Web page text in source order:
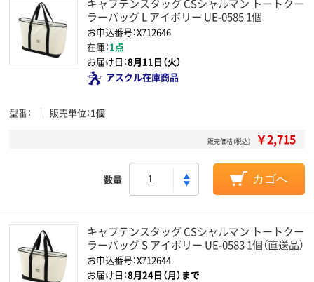
キャプテンスタッグ CSシャルマン トートクー
ラーバッグ L アイボリー UE-0585 1個
お申込番号：X712646
在庫：1点
お届け日：8月11日（火）
アスクル在庫商品
型番 販売単位 1個
販売価格（税込） ￥2,715
数量 カゴへ
キャプテンスタッグ CSシャルマン トートクー
ラーバッグ S アイボリー UE-0583 1個（直送品）
お申込番号：X712644
お届け日：8月24日（月）まで